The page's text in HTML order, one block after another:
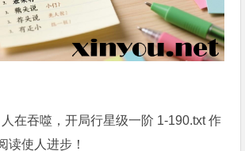
在吞噬，开局行星级一阶 1-190.txt 作
读使人进步！